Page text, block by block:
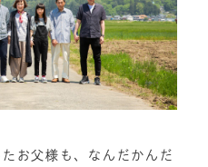
お父様も、なんだかんだ